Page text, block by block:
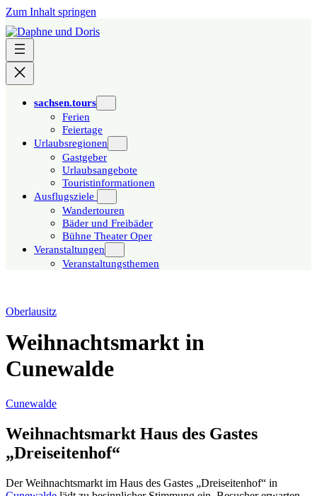
Zum Inhalt springen
sachsen.tours
Ferien
Feiertage
Urlaubsregionen
Gastgeber
Urlaubsangebote
Touristinformationen
Ausflugsziele
Wandertouren
Bäder und Freibäder
Bühne Theater Oper
Veranstaltungen
Veranstaltungsthemen
Oberlausitz
Weihnachtsmarkt in
Cunewalde
Cunewalde
Weihnachtsmarkt Haus des Gastes
„Dreiseitenhof“
Der Weihnachtsmarkt im Haus des Gastes „Dreiseitenhof“ in